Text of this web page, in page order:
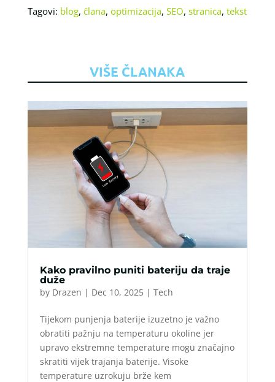
Tagovi: blog, člana, optimizacija, SEO, stranica, tekst
VIŠE ČLANAKA
Kako pravilno puniti bateriju da traje
duže
by Drazen | Dec 10, 2025| Tech
Tijekom punjenja baterije izuzetno je važno
obratiti pažnju na temperaturu okoline jer
upravo ekstremne temperature mogu značajno
skratiti vijek trajanja baterije. Visoke
temperature uzrokuju brže kem